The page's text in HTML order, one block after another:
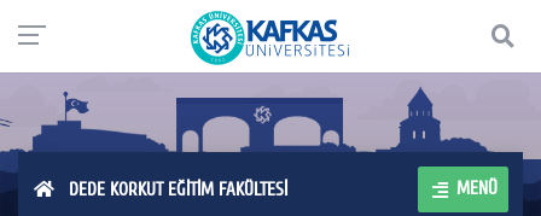
DEDE KORKUT EĞİTİM FAKÜLTESİ MENÜ